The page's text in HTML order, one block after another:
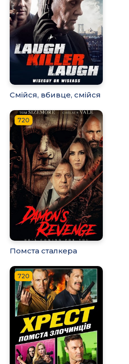
Смійся, вбивце, смійся
720
Помста сталкера
720